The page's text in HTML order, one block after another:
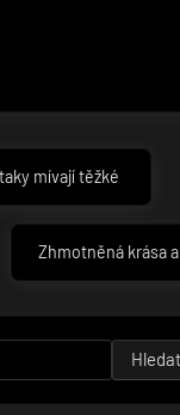
mívají těžké
Next
Zhmotněná krása